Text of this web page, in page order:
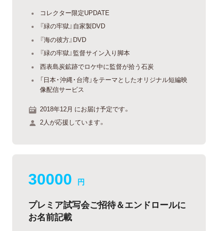
コレクター限定UPDATE
『緑の牢獄』自家製DVD
『海の彼方』DVD
『緑の牢獄』監督サイン入り脚本
西表島炭鉱跡でロケ中に監督が拾う石炭
「日本・沖縄・台湾」をテーマとしたオリジナル短編映
像配信サービス
2018年12月 にお届け予定です。
2人が応援しています。
30000 円
プレミア試写会ご招待＆エンドロールに
お名前記載